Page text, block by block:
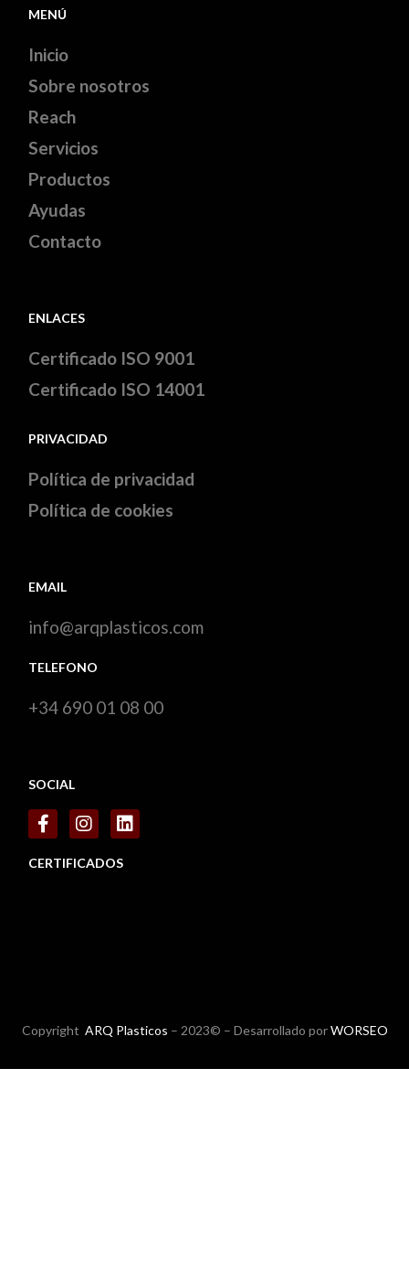
MENÚ
Inicio
Sobre nosotros
Reach
Servicios
Productos
Ayudas
Contacto
ENLACES
Certificado ISO 9001
Certificado ISO 14001
PRIVACIDAD
Política de privacidad
Política de cookies
EMAIL
info@arqplasticos.com
TELEFONO
+34 690 01 08 00
SOCIAL
CERTIFICADOS
Copyright ARQ Plasticos – 2023© – Desarrollado porWORSEO